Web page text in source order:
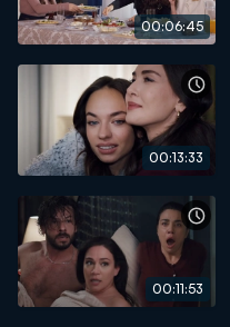
00:06:45
00:13:33
00:11:53